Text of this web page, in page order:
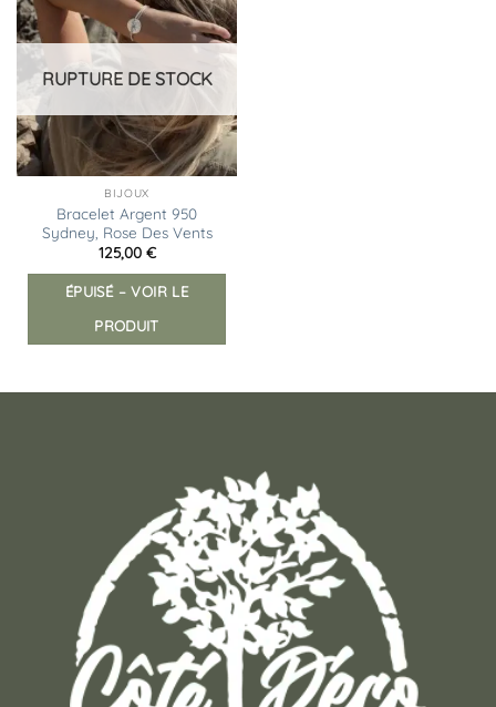
Ajouter
à la
liste
d’envies
RUPTURE DE STOCK
BIJOUX
Bracelet Argent 950
Sydney, Rose Des Vents
125,00 €
ÉPUISÉ – VOIR LE
PRODUIT